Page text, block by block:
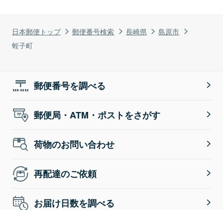
日本郵便トップ 郵便番号検索 長崎県
島原市
蛭子町
郵便番号を調べる
郵便局・ATM・ポストをさがす
荷物のお問い合わせ
再配達のご依頼
お届け日数を調べる